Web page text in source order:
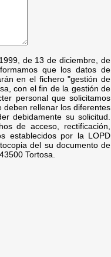
de 13 de diciembre, de
que los datos de
en el fichero "gestión de
con el fin de la gestión de
personal que solicitamos
deben rellenar los diferentes
debidamente su solicitud.
de acceso, rectificación,
establecidos por la LOPD
del su documento de
Tortosa.